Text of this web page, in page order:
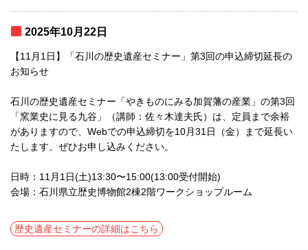
2025年10月22日
【11月1日】「石川の歴史遺産セミナー」第3回の申込締切延長の
お知らせ
石川の歴史遺産セミナー「やきものにみる加賀藩の産業」の第3回
「窯業史に見る九谷」（講師：佐々木達夫氏）は、定員まで余裕
がありますので、Webでの申込締切を10月31日（金）まで延長い
たします。ぜひお申し込みください。
日時：11月1日(土)13:30〜15:00(13:00受付開始)
会場：石川県立歴史博物館2棟2階ワークショップルーム
歴史遺産セミナーの詳細はこちら